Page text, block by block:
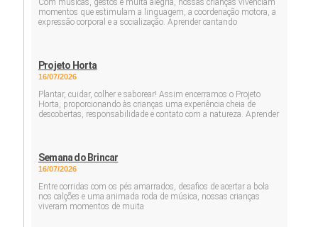
Com músicas, gestos e muita alegria, nossas crianças vivenciam
momentos que estimulam a linguagem, a coordenação motora, a
expressão corporal e a socialização. Aprender cantando
Projeto Horta
16/07/2026
Plantar, cuidar, colher e saborear! Assim encerramos o Projeto
Horta, proporcionando às crianças uma experiência cheia de
descobertas, responsabilidade e contato com a natureza. Aprender
Semana do Brincar
16/07/2026
Entre corridas com os pés amarrados, desafios de acertar a bola
nos calções e uma animada roda de música, nossas crianças
viveram momentos de muita